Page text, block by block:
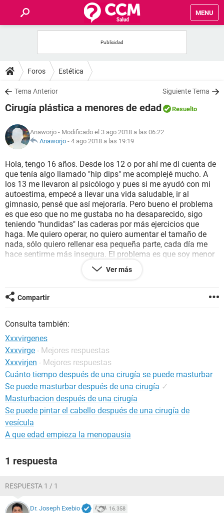
MENU
FOROS
SALUD
FAMILIA
NUTRICIÓN
BIENESTAR
SEXUALIDAD
GLOSARIO
Foros Estética
Tema Anterior Siguiente Tema
Cirugía plástica a menores de edad Resuelto
Anaworjo - Modificado el 3 ago 2018 a las 06:22
Anaworjo - 4 ago 2018 a las 19:19
Hola, tengo 16 años. Desde los 12 o por ahí me di cuenta de
que tenía algo llamado "hip dips" me acomplejé mucho. A
los 13 me llevaron al psicólogo y pues si me ayudó con mi
autoestima, empecé a llevar una vida saludable, ir al
gimnasio, pensé que así mejoraría. Pero bueno el problema
es que eso que no me gustaba no ha desaparecido, sigo
teniendo "hundidas" las caderas por más ejercicios que
haga. Me quiero operar, no quiero aumentar el tamaño de
nada, sólo quiero rellenar esa pequeña parte, cada día me
hace sentirme más insegura. El problema es que soy menor
de edad y no sé que hacer, mis padres si me podrían estar
apoyando en esta decisión pues me han visto intentarlo,
Ecuador.
Ver más
Compartir
Consulta también:
Xxxvirgenes
Xxxvirge - Mejores respuestas
Xxxvirjen - Mejores respuestas
Cuánto tiempo después de una cirugía se puede masturbar
Se puede masturbar después de una cirugía ✓
Masturbacion después de una cirugía
Se puede pintar el cabello después de una cirugía de
vesícula
A que edad empieza la menopausia
1 respuesta
RESPUESTA 1 / 1
Dr. Joseph Exebio 16.358